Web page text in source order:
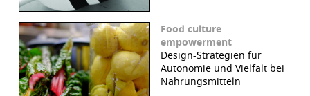
Food culture
empowerment
Design-Strategien für
Autonomie und Vielfalt bei
Nahrungsmitteln